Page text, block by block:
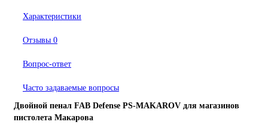
Характеристики
Отзывы 0
Вопрос-ответ
Часто задаваемые вопросы
Двойной пенал FAB Defense PS-MAKAROV для магазинов
пистолета Макарова